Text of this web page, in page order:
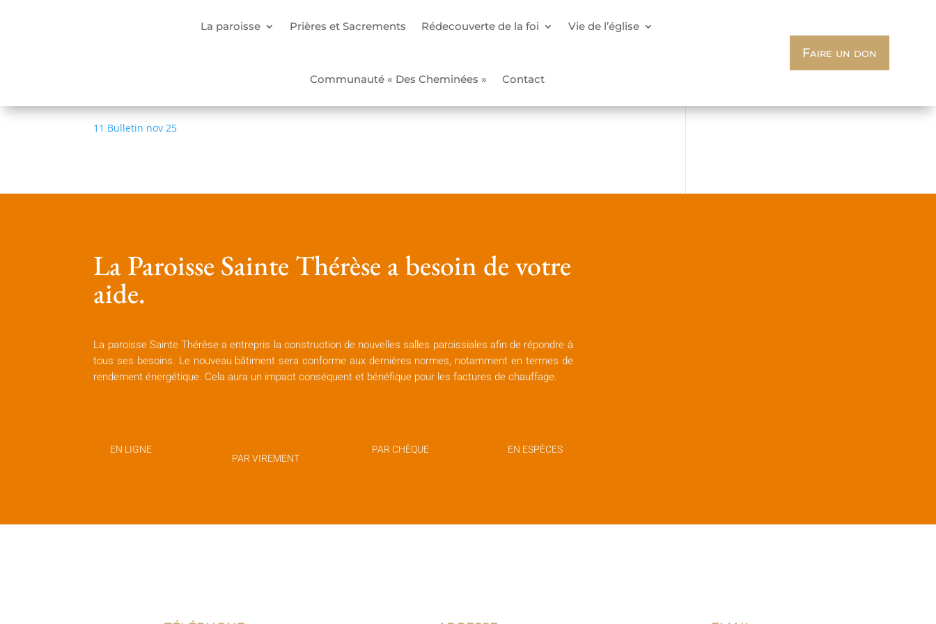
La paroisse Prières et Sacrements Rédecouverte de la foi Vie de l’église
Communauté « Des Cheminées » Contact
Faire un don
11 Bulletin nov 25
La Paroisse Sainte Thérèse a besoin de votre
aide.
La paroisse Sainte Thérèse a entrepris la construction de nouvelles salles paroissiales afin de répondre à
tous ses besoins. Le nouveau bâtiment sera conforme aux dernières normes, notamment en termes de
rendement énergétique. Cela aura un impact conséquent et bénéfique pour les factures de chauffage.
EN LIGNE
PAR VIREMENT
PAR CHÈQUE EN ESPÈCES